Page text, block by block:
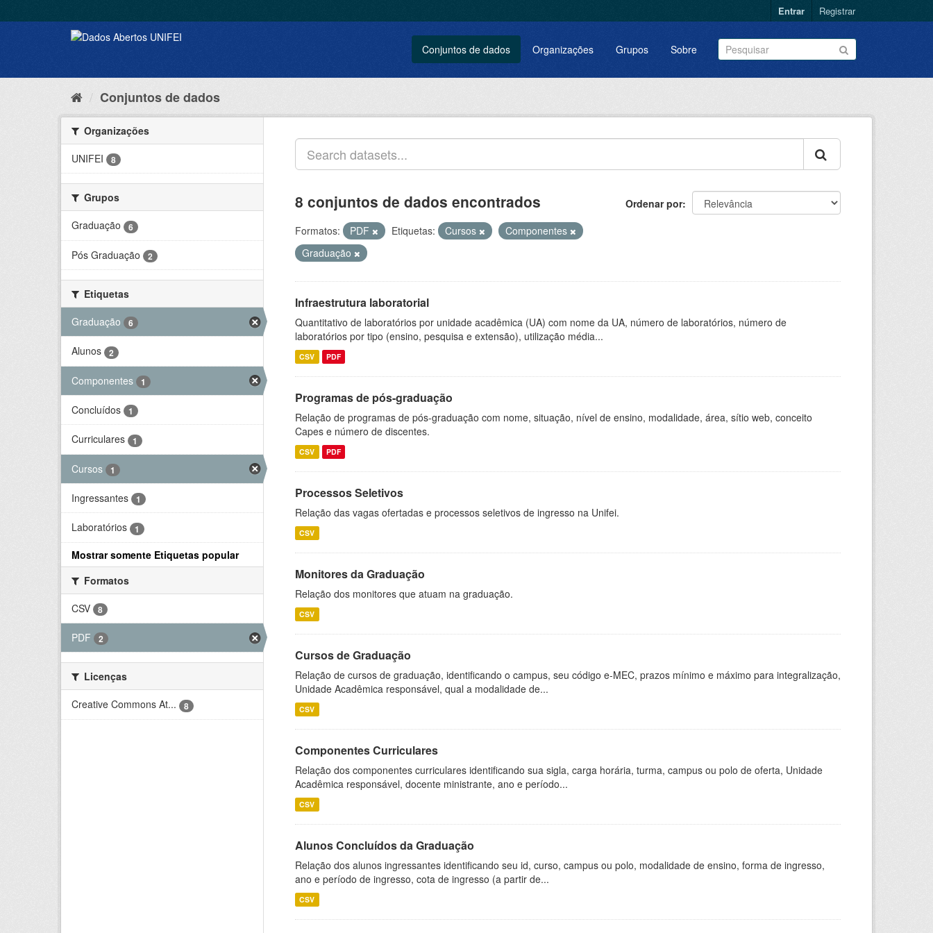
Entrar Registrar
Conjuntos de dados Organizações Grupos Sobre
Conjuntos de dados
Organizações
UNIFEI
8
Grupos
Graduação
6
Pós Graduação 2
Etiquetas
Graduação
6
Alunos 2
Componentes 1
Concluídos 1
Curriculares 1
Cursos 1
Ingressantes 1
Laboratórios 1
Mostrar somente Etiquetas popular
Formatos
CSV
8
PDF 2
Licenças
Creative Commons At...
8
Ordenar por
8 conjuntos de dados encontrados
Formatos: PDF Etiquetas: Cursos
Componentes
Graduação
Infraestrutura laboratorial
Quantitativo de laboratórios por unidade acadêmica (UA) com nome da UA, número de laboratórios, número de
laboratórios por tipo (ensino, pesquisa e extensão), utilização média...
CSV PDF
Programas de pós-graduação
Relação de programas de pós-graduação com nome, situação, nível de ensino, modalidade, área, sítio web, conceito
Capes e número de discentes.
CSV PDF
Processos Seletivos
Relação das vagas ofertadas e processos seletivos de ingresso na Unifei.
CSV
Monitores da Graduação
Relação dos monitores que atuam na graduação.
CSV
Cursos de Graduação
Relação de cursos de graduação, identificando o campus, seu código e-MEC, prazos mínimo e máximo para integralização,
Unidade Acadêmica responsável, qual a modalidade de...
CSV
Componentes Curriculares
Relação dos componentes curriculares identificando sua sigla, carga horária, turma, campus ou polo de oferta, Unidade
Acadêmica responsável, docente ministrante, ano e período...
CSV
Alunos Concluídos da Graduação
Relação dos alunos ingressantes identificando seu id, curso, campus ou polo, modalidade de ensino, forma de ingresso,
ano e período de ingresso, cota de ingresso (a partir de...
CSV